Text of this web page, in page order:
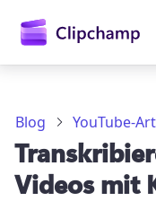
Blog YouTube-
Videos mit